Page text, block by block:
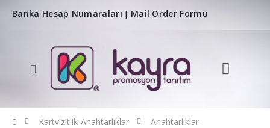
Banka Hesap Numaraları | Mail Order Formu
Kartvizitlik-Anahtarlıklar Anahtarlıklar